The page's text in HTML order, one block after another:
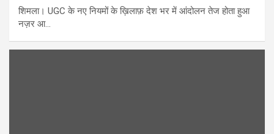
शिमला। UGC के नए नियमों के ख़िलाफ़ देश भर में आंदोलन तेज होता हुआ
नज़र आ…